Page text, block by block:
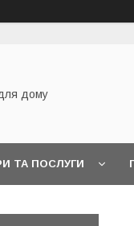
дому
ТА ПОСЛУГИ